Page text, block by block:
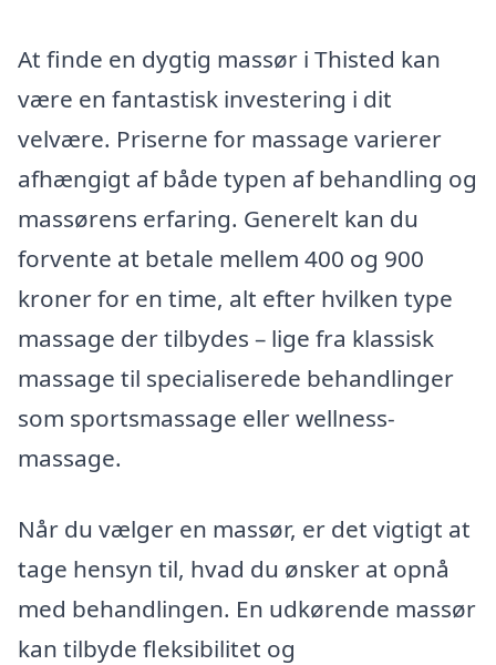
At finde en dygtig massør i Thisted kan
være en fantastisk investering i dit
velvære. Priserne for massage varierer
afhængigt af både typen af behandling og
massørens erfaring. Generelt kan du
forvente at betale mellem 400 og 900
kroner for en time, alt efter hvilken type
massage der tilbydes – lige fra klassisk
massage til specialiserede behandlinger
som sportsmassage eller wellness-
massage.
Når du vælger en massør, er det vigtigt at
tage hensyn til, hvad du ønsker at opnå
med behandlingen. En udkørende massør
kan tilbyde fleksibilitet og